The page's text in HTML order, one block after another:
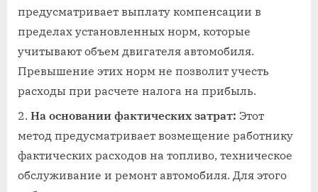
предусматривает выплату компенсации в
пределах установленных норм, которые
учитывают объем двигателя автомобиля.
Превышение этих норм не позволит учесть
расходы при расчете налога на прибыль.
На основании фактических затрат: Этот
метод предусматривает возмещение работнику
фактических расходов на топливо, техническое
обслуживание и ремонт автомобиля. Для этого